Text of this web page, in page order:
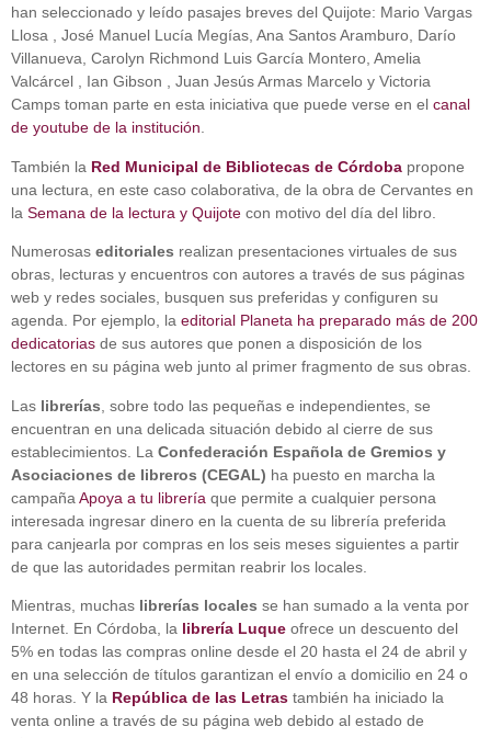
han seleccionado y leído pasajes breves del Quijote: Mario Vargas
Llosa , José Manuel Lucía Megías, Ana Santos Aramburo, Darío
Villanueva, Carolyn Richmond Luis García Montero, Amelia
Valcárcel , Ian Gibson , Juan Jesús Armas Marcelo y Victoria
Camps toman parte en esta iniciativa que puede verse en el canal
de youtube de la institución.
También la Red Municipal de Bibliotecas de Córdoba propone
una lectura, en este caso colaborativa, de la obra de Cervantes en
la Semana de la lectura y Quijote con motivo del día del libro.
Numerosas editoriales realizan presentaciones virtuales de sus
obras, lecturas y encuentros con autores a través de sus páginas
web y redes sociales, busquen sus preferidas y configuren su
agenda. Por ejemplo, la editorial Planeta ha preparado más de 200
dedicatorias de sus autores que ponen a disposición de los
lectores en su página web junto al primer fragmento de sus obras.
Las librerías , sobre todo las pequeñas e independientes, se
encuentran en una delicada situación debido al cierre de sus
establecimientos. La Confederación Española de Gremios y
Asociaciones de libreros (CEGAL) ha puesto en marcha la
campaña Apoya a tu librería que permite a cualquier persona
interesada ingresar dinero en la cuenta de su librería preferida
para canjearla por compras en los seis meses siguientes a partir
de que las autoridades permitan reabrir los locales.
Mientras, muchas librerías locales se han sumado a la venta por
Internet. En Córdoba, la librería Luque ofrece un descuento del
5% en todas las compras online desde el 20 hasta el 24 de abril y
en una selección de títulos garantizan el envío a domicilio en 24 o
48 horas. Y la República de las Letras también ha iniciado la
venta online a través de su página web debido al estado de